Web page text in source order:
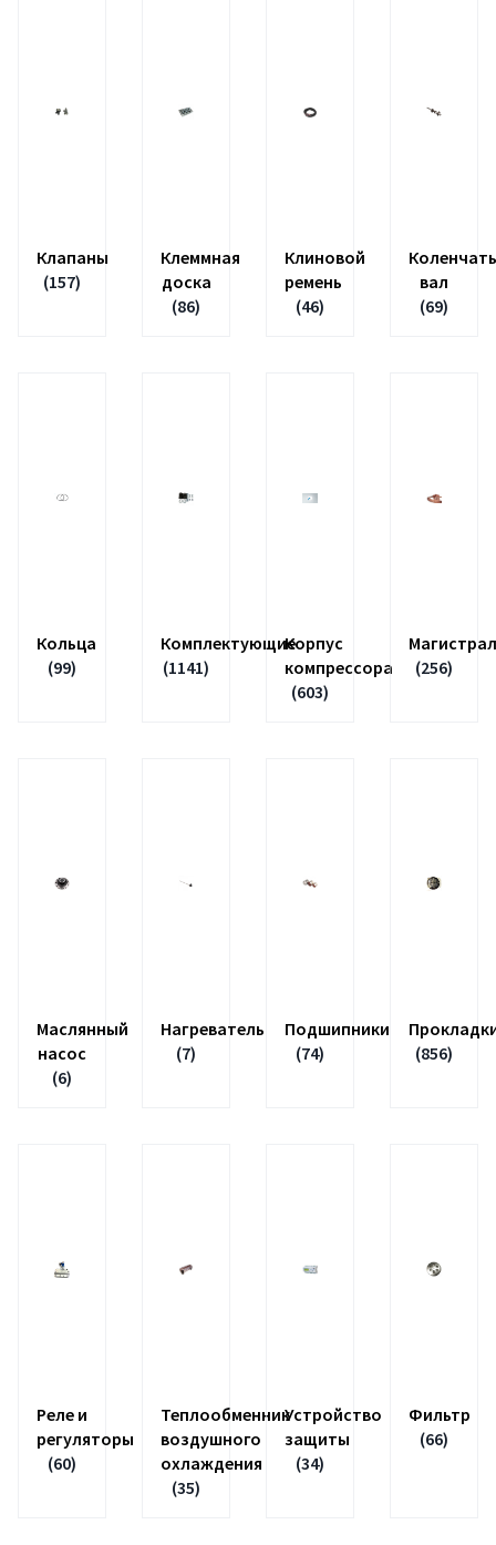
Клапаны
(157)
Клеммная
доска
(86)
Клиновой
ремень
(46)
вал
(69)
Кольца
(99)
Комплектующие
(1141)
Корпус
компрессора
(603)
(256)
Маслянный
насос
(6)
Нагреватель
(7)
Подшипники
(74)
(856)
Реле и
регуляторы
(60)
Теплообменник
воздушного
охлаждения
(35)
Устройство
защиты
(34)
Фильтр
(66)